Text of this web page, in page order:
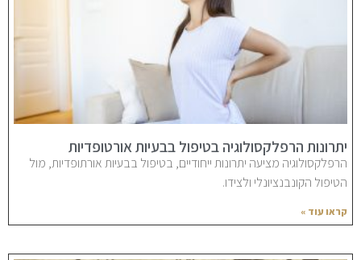
יתרונות הרפלקסולוגיה בטיפול בבעיות אורטופדיות
הרפלקסולוגיה מציעה יתרונות ייחודיים, בטיפול בבעיות אורתופדיות, מול
הטיפול הקונבנציונלי ולצידו.
קראו עוד »